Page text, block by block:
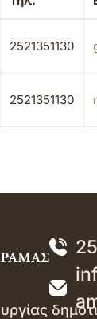
2521351130
2521351130